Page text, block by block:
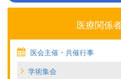
医療関係
医会主催・共催行事
学術集会